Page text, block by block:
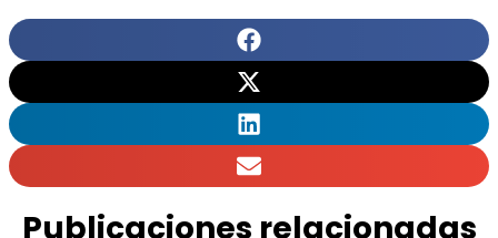
Publicaciones relacionadas